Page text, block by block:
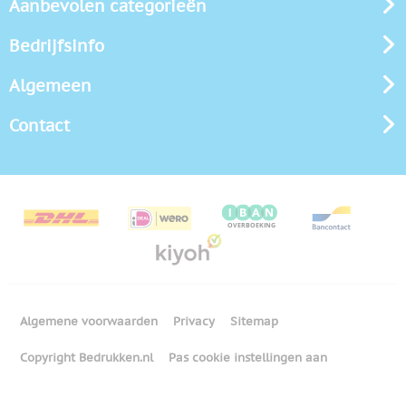
Aanbevolen categorieën
Bedrijfsinfo
Algemeen
Contact
Algemene voorwaarden Privacy Sitemap
Copyright Bedrukken.nl Pas cookie instellingen aan